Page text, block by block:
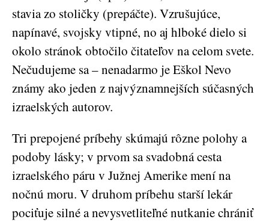
stavia zo stoličky (prepáčte). Vzrušujúce,
napínavé, svojsky vtipné, no aj hlboké dielo si
okolo stránok obtočilo čitateľov na celom svete.
Nečudujeme sa – nenadarmo je Eškol Nevo
známy ako jeden z najvýznamnejších súčasných
izraelských autorov.
Tri prepojené príbehy skúmajú rôzne polohy a
podoby lásky; v prvom sa svadobná cesta
izraelského páru v Južnej Amerike mení na
nočnú moru. V druhom príbehu starší lekár
pociťuje silné a nevysvetliteľné nutkanie chrániť